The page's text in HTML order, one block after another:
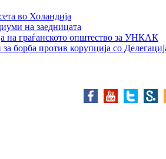
во Холандија
на заедницата
на граѓанското општество за УНКАК
борба против корупција со